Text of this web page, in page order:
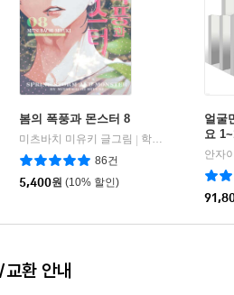
봄의 폭풍과 몬스터 8
미츠바치 미유키 글그림
학산문화사
86건
5,400원 (10% 할인)
얼굴
요
환 안내